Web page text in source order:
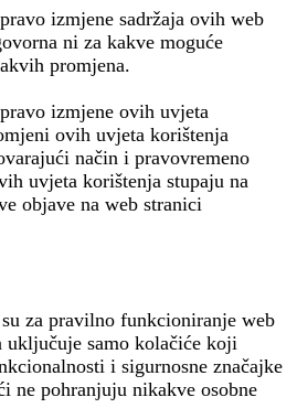
izmjene sadržaja ovih web
ni za kakve moguće
promjena.
izmjene ovih uvjeta
ovih uvjeta korištenja
način i pravovremeno
uvjeta korištenja stupaju na
objave na web stranici
za pravilno funkcioniranje web
uključuje samo kolačiće koji
i sigurnosne značajke
ne pohranjuju nikakve osobne